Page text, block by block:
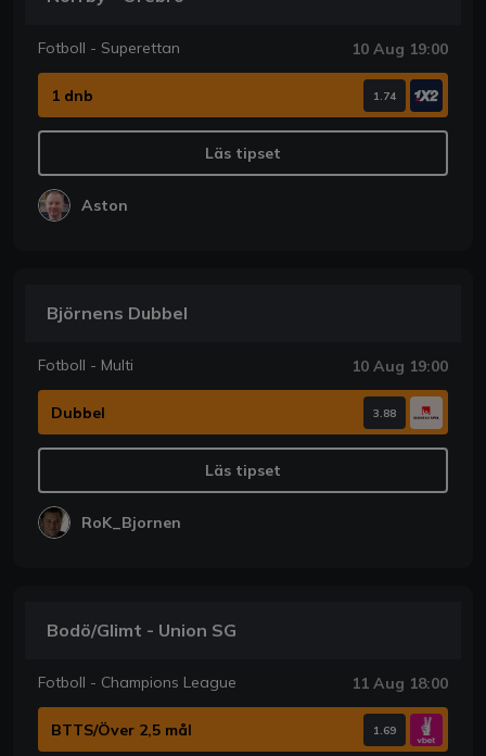
Fotboll - Superettan 10 Aug 19:00
1 dnb 1.74
Läs tipset
Aston
Björnens Dubbel
Fotboll - Multi 10 Aug 19:00
Dubbel 3.88
Läs tipset
RoK_Bjornen
Bodö/Glimt - Union SG
Fotboll - Champions League 11 Aug 18:00
BTTS/Över 2,5 mål 1.69